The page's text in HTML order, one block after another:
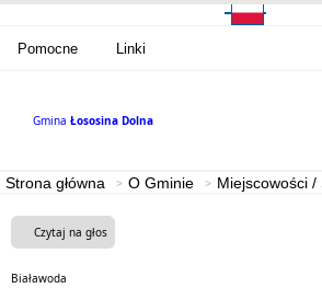
Pomocne Linki
Gmina Łososina Dolna
Strona główna O Gminie Miejscowości /
Czytaj na głos
Białawoda